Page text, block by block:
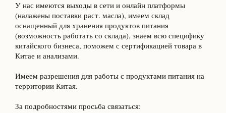
У нас имеются выходы в сети и онлайн платформы
(налажены поставки раст. масла), имеем склад
оснащенный для хранения продуктов питания
(возможность работать со склада), знаем всю специфику
китайского бизнеса, поможем с сертификацией товара в
Китае и анализами.
Имеем разрешения для работы с продуктами питания на
территории Китая.
За подробностями просьба связаться: